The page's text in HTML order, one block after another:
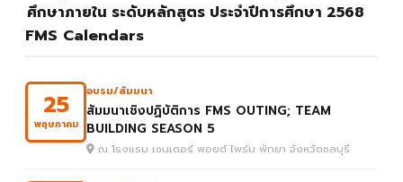
ศึกษาภายใน ระดับหลักสูตร ประจำปีการศึกษา 2568
FMS Calendars
25
พฤษภาคม
อบรม/สัมมนา
สัมมนาเชิงปฏิบัติการ FMS OUTING; TEAM
BUILDING SEASON 5
ณ โรงแรม เซนเตอร์ พอยต์ ไพร์ม พัทยา จังหวัดชลบุรี